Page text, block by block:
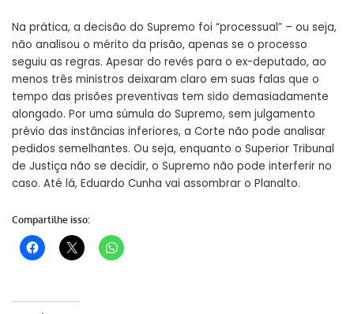
Na prática, a decisão do Supremo foi “processual” – ou seja,
não analisou o mérito da prisão, apenas se o processo
seguiu as regras. Apesar do revés para o ex-deputado, ao
menos três ministros deixaram claro em suas falas que o
tempo das prisões preventivas tem sido demasiadamente
alongado. Por uma súmula do Supremo, sem julgamento
prévio das instâncias inferiores, a Corte não pode analisar
pedidos semelhantes. Ou seja, enquanto o Superior Tribunal
de Justiça não se decidir, o Supremo não pode interferir no
caso. Até lá, Eduardo Cunha vai assombrar o Planalto.
Compartilhe isso: